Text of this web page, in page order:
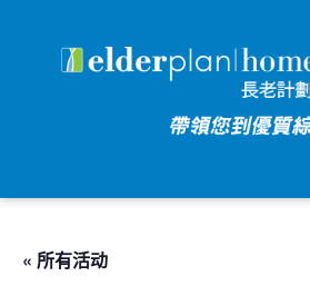
« 所有活动